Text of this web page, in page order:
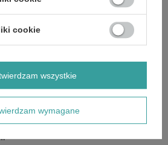
Markacookie
wymagane
wszystkie